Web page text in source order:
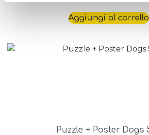
Aggiungi al carrello
Puzzle + Poster Dogs